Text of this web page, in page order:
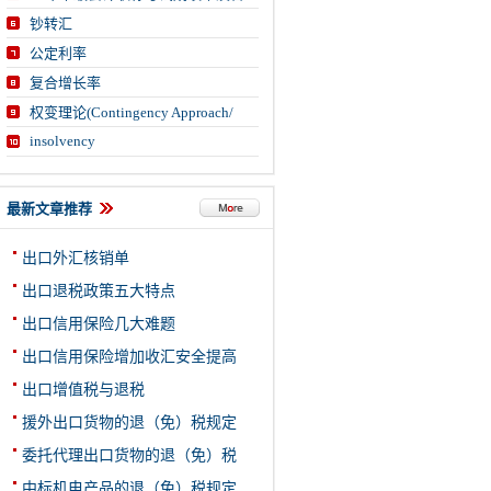
钞转汇
公定利率
复合增长率
权变理论(Contingency Approach/
insolvency
最新文章推荐
出口外汇核销单
出口退税政策五大特点
出口信用保险几大难题
出口信用保险增加收汇安全提高
出口增值税与退税
援外出口货物的退（免）税规定
委托代理出口货物的退（免）税